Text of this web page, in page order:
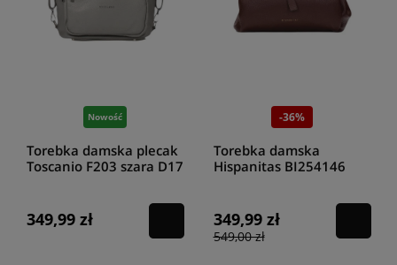
Nowość
Torebka damska plecak
Toscanio F203 szara D17
349,99 zł
-36%
Torebka damska
Hispanitas BI254146
349,99 zł
549,00 zł